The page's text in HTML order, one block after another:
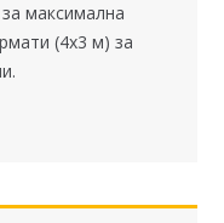
максимална
(4x3 м) за